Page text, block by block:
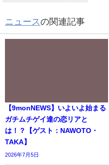
ニュースの関連記事
【9monNEWS】いよいよ始まる
ガチムチゲイ達の恋リアと
は！？【ゲスト：NAWOTO・
TAKA】
2026年7月5日